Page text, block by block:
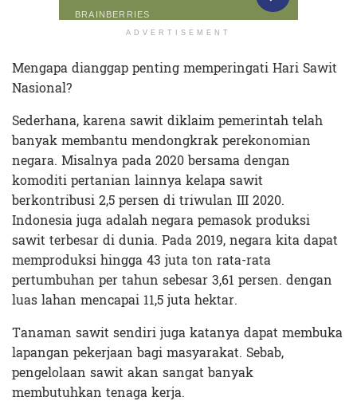
ADVERTISEMENT
Mengapa dianggap penting memperingati Hari Sawit
Nasional?
Sederhana, karena sawit diklaim pemerintah telah
banyak membantu mendongkrak perekonomian
negara. Misalnya pada 2020 bersama dengan
komoditi pertanian lainnya kelapa sawit
berkontribusi 2,5 persen di triwulan III 2020.
Indonesia juga adalah negara pemasok produksi
sawit terbesar di dunia. Pada 2019, negara kita dapat
memproduksi hingga 43 juta ton rata-rata
pertumbuhan per tahun sebesar 3,61 persen. dengan
luas lahan mencapai 11,5 juta hektar.
Tanaman sawit sendiri juga katanya dapat membuka
lapangan pekerjaan bagi masyarakat. Sebab,
pengelolaan sawit akan sangat banyak
membutuhkan tenaga kerja.